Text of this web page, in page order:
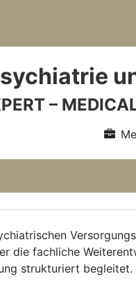
–
die fachliche
strukturiert begleitet.